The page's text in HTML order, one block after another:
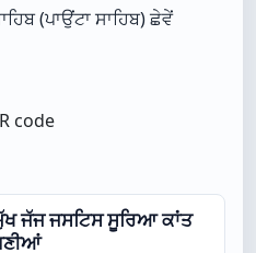
(ਪਾਉਂਟਾ ਸਾਹਿਬ) ਛੇਵੇਂ
ਜੱਜ ਜਸਟਿਸ ਸੂਰਿਆ ਕਾਂਤ